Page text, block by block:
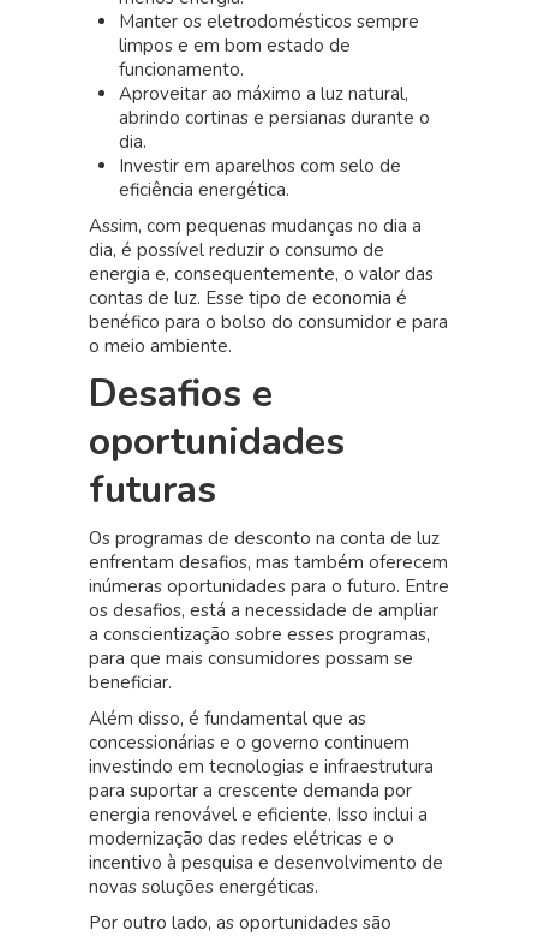
Manter os eletrodomésticos sempre
limpos e em bom estado de
funcionamento.
Aproveitar ao máximo a luz natural,
abrindo cortinas e persianas durante o
dia.
Investir em aparelhos com selo de
eficiência energética.
Assim, com pequenas mudanças no dia a
dia, é possível reduzir o consumo de
energia e, consequentemente, o valor das
contas de luz. Esse tipo de economia é
benéfico para o bolso do consumidor e para
o meio ambiente.
Desafios e
oportunidades
futuras
Os programas de desconto na conta de luz
enfrentam desafios, mas também oferecem
inúmeras oportunidades para o futuro. Entre
os desafios, está a necessidade de ampliar
a conscientização sobre esses programas,
para que mais consumidores possam se
beneficiar.
Além disso, é fundamental que as
concessionárias e o governo continuem
investindo em tecnologias e infraestrutura
para suportar a crescente demanda por
energia renovável e eficiente. Isso inclui a
modernização das redes elétricas e o
incentivo à pesquisa e desenvolvimento de
novas soluções energéticas.
Por outro lado, as oportunidades são